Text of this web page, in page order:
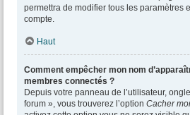
permettra de modifier tous les paramètres
compte.
Haut
Comment empêcher mon nom
membres connectés ?
Depuis votre panneau de l’utilisateur,
forum », vous trouverez l’option Cacher